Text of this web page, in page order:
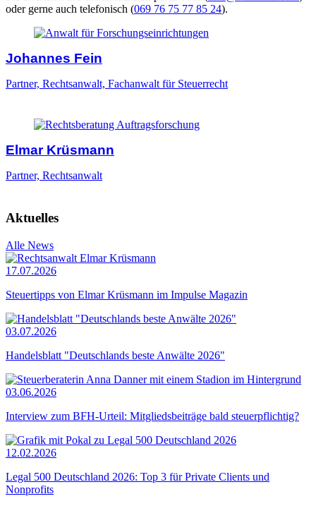
oder gerne auch telefonisch (069 76 75 77 85 24).
Johannes Fein
Partner, Rechtsanwalt, Fachanwalt für Steuerrecht
Elmar Krüsmann
Partner, Rechtsanwalt
Aktuelles
Alle News
17.07.2026
Steuertipps von Elmar Krüsmann im Impulse Magazin
03.07.2026
Handelsblatt "Deutschlands beste Anwälte 2026"
03.06.2026
Interview zum BFH-Urteil: Mitgliedsbeiträge bald steuerpflichtig?
12.02.2026
Legal 500 Deutschland 2026: Top 3 für Private Clients und
Nonprofits